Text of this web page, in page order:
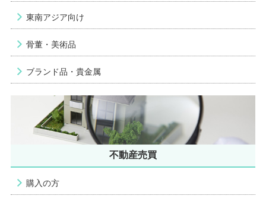
東南アジア向け
骨董・美術品
ブランド品・貴金属
不動産売買
購入の方